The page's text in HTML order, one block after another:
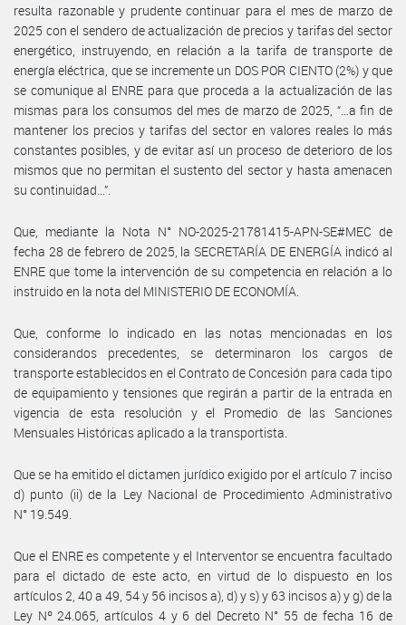
resulta razonable y prudente continuar para el mes de marzo de
2025 con el sendero de actualización de precios y tarifas del sector
energético, instruyendo, en relación a la tarifa de transporte de
energía eléctrica, que se incremente un DOS POR CIENTO (2%) y que
se comunique al ENRE para que proceda a la actualización de las
mismas para los consumos del mes de marzo de 2025, “…a fin de
mantener los precios y tarifas del sector en valores reales lo más
constantes posibles, y de evitar así un proceso de deterioro de los
mismos que no permitan el sustento del sector y hasta amenacen
su continuidad…”.
Que, mediante la Nota N° NO-2025-21781415-APN-SE#MEC de
fecha 28 de febrero de 2025, la SECRETARÍA DE ENERGÍA indicó al
ENRE que tome la intervención de su competencia en relación a lo
instruido en la nota del MINISTERIO DE ECONOMÍA.
Que, conforme lo indicado en las notas mencionadas en los
considerandos precedentes, se determinaron los cargos de
transporte establecidos en el Contrato de Concesión para cada tipo
de equipamiento y tensiones que regirán a partir de la entrada en
vigencia de esta resolución y el Promedio de las Sanciones
Mensuales Históricas aplicado a la transportista.
Que se ha emitido el dictamen jurídico exigido por el artículo 7 inciso
d) punto (ii) de la Ley Nacional de Procedimiento Administrativo
N° 19.549.
Que el ENRE es competente y el Interventor se encuentra facultado
para el dictado de este acto, en virtud de lo dispuesto en los
artículos 2, 40 a 49, 54 y 56 incisos a), d) y s) y 63 incisos a) y g) de la
Ley Nº 24.065, artículos 4 y 6 del Decreto N° 55 de fecha 16 de